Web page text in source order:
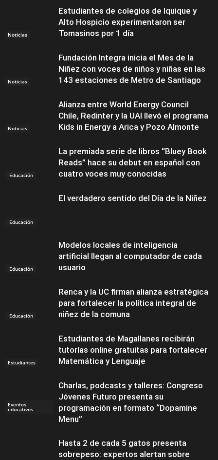
Noticias
Estudiantes de colegios de Iquique y
Alto Hospicio experimentaron ser
Tomasinos por 1 día
Noticias
Fundación Integra inicia el Mes de la
Niñez con voces de niños y niñas en las
143 estaciones de Metro de Santiago
Noticias
Alianza entre World Energy Council
Chile, Redinter y la UAI llevó el programa
Kids in Energy a Arica y Pozo Almonte
Educación
La premiada serie de libros “Bluey Book
Reads” hace su debut en español con
cuatro voces muy conocidas
Educación
El verdadero sentido del Día de la Niñez
Educación
Modelos locales de inteligencia
artificial llegan al computador de cada
usuario
Educación
Renca y la UC firman alianza estratégica
para fortalecer la política integral de
niñez de la comuna
Estudiantes
Estudiantes de Magallanes recibirán
tutorías online gratuitas para fortalecer
Matemática y Lenguaje
Eventos
educativos
Charlas, podcasts y talleres: Congreso
Jóvenes Futuro presenta su
programación en formato “Dopamine
Menu”
Hasta 2 de cada 5 gatos presenta
sobrepeso: expertos alertan sobre